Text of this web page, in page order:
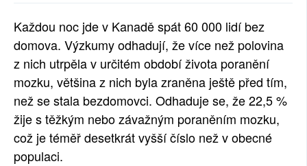
Každou noc jde v Kanadě spát 60 000 lidí bez
domova. Výzkumy odhadují, že více než polovina
z nich utrpěla v určitém období života poranění
mozku, většina z nich byla zraněna ještě před tím,
než se stala bezdomovci. Odhaduje se, že 22,5 %
žije s těžkým nebo závažným poraněním mozku,
což je téměř desetkrát vyšší číslo než v obecné
populaci.